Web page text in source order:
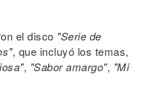
el disco "Serie de
, que incluyó los temas,
, "Sabor amargo", "Mi